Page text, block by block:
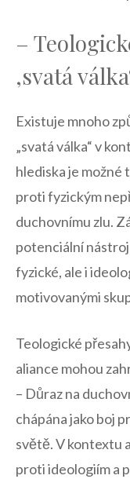
–
‚svatá
Existuje mnoho
„svatá válka“ v
hlediska je možné
proti fyzickým⁤
duchovnímu zlu.
potenciální
fyzické, ale i
motivovanými
Teologické
aliance mohou
– Důraz‌ na
chápána jako boj
světě. V kontextu
proti ideologiím a